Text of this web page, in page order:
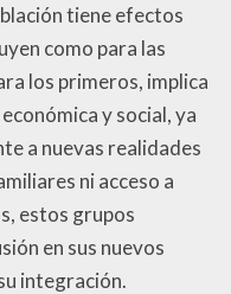
tiene efectos
como para las
los primeros, implica
y social, ya
a nuevas realidades
ni acceso a
estos grupos
en sus nuevos
integración.